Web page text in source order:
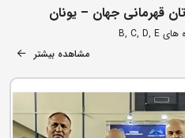
قهرمانی جهان – یونان
مشاهده بیشتر